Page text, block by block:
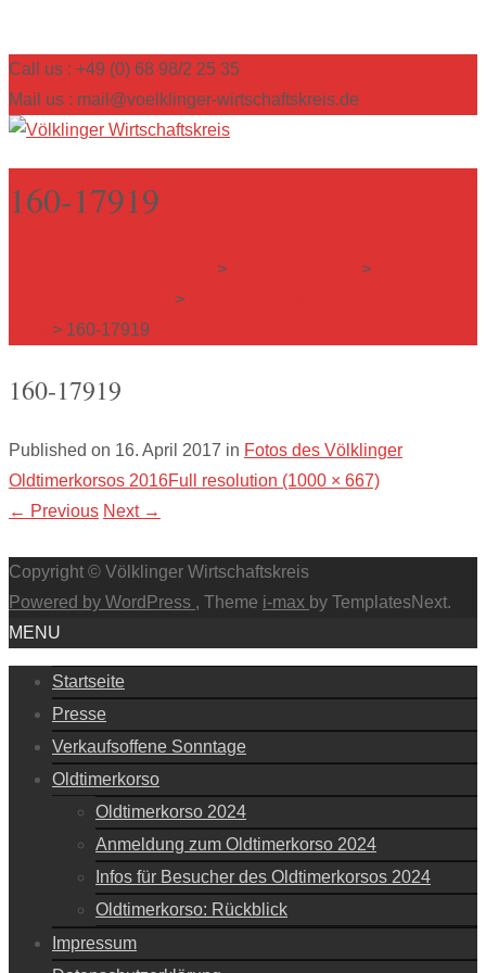
Call us : +49 (0) 68 98/2 25 35
Mail us : mail@voelklinger-wirtschaftskreis.de
160-17919
>
>
>
> 160-17919
160-17919
Published on 16. April 2017 in Fotos des Völklinger
Oldtimerkorsos 2016Full resolution (1000 × 667)
← Previous Next →
Copyright © Völklinger Wirtschaftskreis
Powered by WordPress , Theme i-max by TemplatesNext.
MENU
Startseite
Presse
Verkaufsoffene Sonntage
Oldtimerkorso
Oldtimerkorso 2024
Anmeldung zum Oldtimerkorso 2024
Infos für Besucher des Oldtimerkorsos 2024
Oldtimerkorso: Rückblick
Impressum